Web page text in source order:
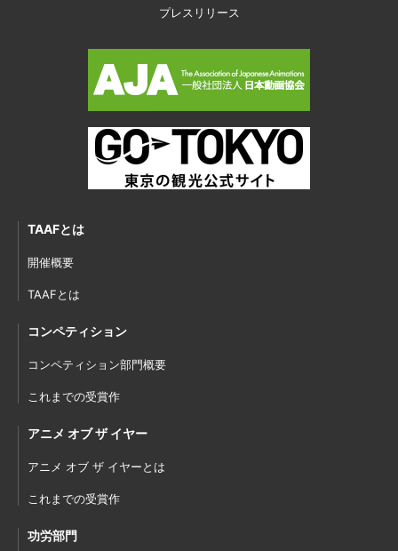
プレスリリース
TAAFとは
開催概要
TAAFとは
コンペティション
コンペティション部門概要
これまでの受賞作
アニメ オブ ザ イヤー
アニメ オブ ザ イヤーとは
これまでの受賞作
功労部門